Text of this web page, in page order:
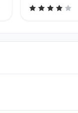
Video to GIF